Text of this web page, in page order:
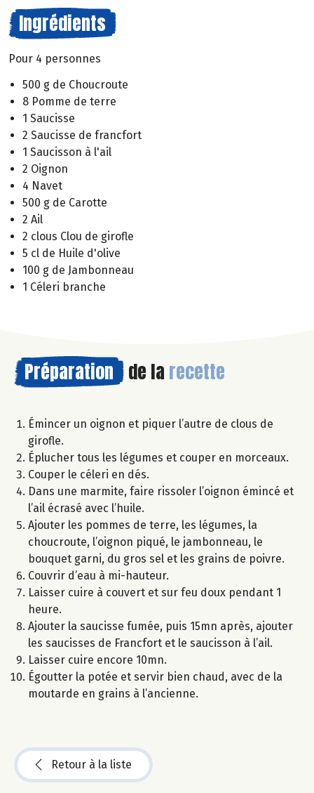
Ingrédients
Pour 4 personnes
500 g de Choucroute
8 Pomme de terre
1 Saucisse
2 Saucisse de francfort
1 Saucisson à l'ail
2 Oignon
4 Navet
500 g de Carotte
2 Ail
2 clous Clou de girofle
5 cl de Huile d'olive
100 g de Jambonneau
1 Céleri branche
Préparation de la recette
Émincer un oignon et piquer l’autre de clous de
girofle.
Éplucher tous les légumes et couper en morceaux.
Couper le céleri en dés.
Dans une marmite, faire rissoler l’oignon émincé et
l’ail écrasé avec l’huile.
Ajouter les pommes de terre, les légumes, la
choucroute, l’oignon piqué, le jambonneau, le
bouquet garni, du gros sel et les grains de poivre.
Couvrir d’eau à mi-hauteur.
Laisser cuire à couvert et sur feu doux pendant 1
heure.
Ajouter la saucisse fumée, puis 15mn après, ajouter
les saucisses de Francfort et le saucisson à l’ail.
Laisser cuire encore 10mn.
Égoutter la potée et servir bien chaud, avec de la
moutarde en grains à l’ancienne.
Retour à la liste